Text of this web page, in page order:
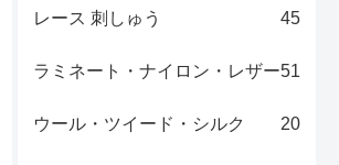
レース 刺しゅう 45
ラミネート・ナイロン・レザー51
ウール・ツイード・シルク 20